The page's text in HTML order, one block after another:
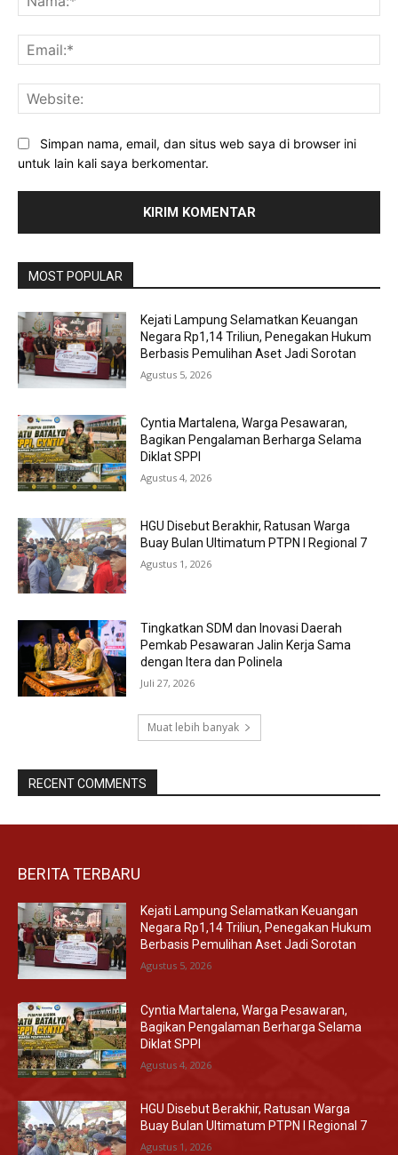
Simpan nama, email, dan situs web saya di browser ini
untuk lain kali saya berkomentar.
MOST POPULAR
Kejati Lampung Selamatkan Keuangan
Negara Rp1,14 Triliun, Penegakan Hukum
Berbasis Pemulihan Aset Jadi Sorotan
Agustus 5, 2026
Cyntia Martalena, Warga Pesawaran,
Bagikan Pengalaman Berharga Selama
Diklat SPPI
Agustus 4, 2026
HGU Disebut Berakhir, Ratusan Warga
Buay Bulan Ultimatum PTPN I Regional 7
Agustus 1, 2026
Tingkatkan SDM dan Inovasi Daerah
Pemkab Pesawaran Jalin Kerja Sama
dengan Itera dan Polinela
Juli 27, 2026
Muat lebih banyak
RECENT COMMENTS
BERITA TERBARU
Kejati Lampung Selamatkan Keuangan
Negara Rp1,14 Triliun, Penegakan Hukum
Berbasis Pemulihan Aset Jadi Sorotan
Agustus 5, 2026
Cyntia Martalena, Warga Pesawaran,
Bagikan Pengalaman Berharga Selama
Diklat SPPI
Agustus 4, 2026
HGU Disebut Berakhir, Ratusan Warga
Buay Bulan Ultimatum PTPN I Regional 7
Agustus 1, 2026